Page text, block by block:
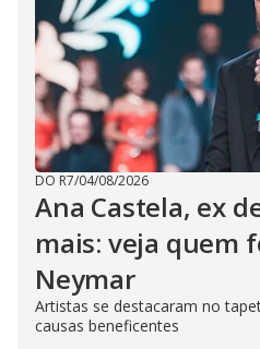
DO R7/04/08/2026
Ana Castela, ex
mais: veja quem
Neymar
Artistas se destacaram no
causas beneficentes